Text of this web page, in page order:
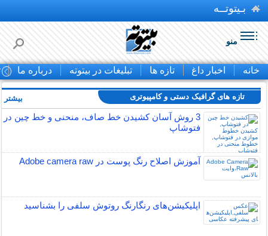
بـیتوتــه
منو
خانه اخبار داغ تازه ها تبلیغات در بیتوته درباره ما
تازه های گرافیک دستی و کامپیوتری
3 روش آسان کشیدن خط صاف، منحنی و خط چین در
فتوشاپ
آموزش اصلاح رنگ پوست در Adobe camera raw
اپلیکیشن‌های رنگارنگ روتوش سلفی را بشناسید
بیشتر